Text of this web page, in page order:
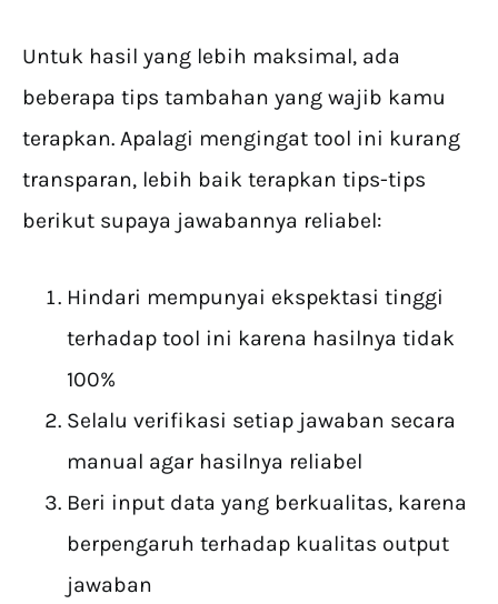
Untuk hasil yang lebih maksimal, ada
beberapa tips tambahan yang wajib kamu
terapkan. Apalagi mengingat tool ini kurang
transparan, lebih baik terapkan tips-tips
berikut supaya jawabannya reliabel:
Hindari mempunyai ekspektasi tinggi
terhadap tool ini karena hasilnya tidak
100%
Selalu verifikasi setiap jawaban secara
manual agar hasilnya reliabel
Beri input data yang berkualitas, karena
berpengaruh terhadap kualitas output
jawaban